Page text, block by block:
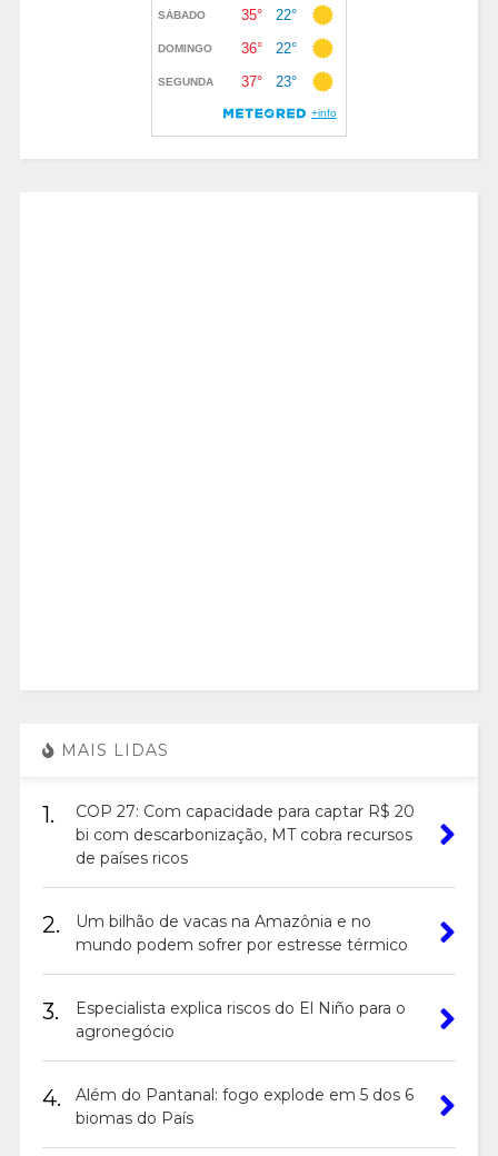
MAIS LIDAS
1.
COP 27: Com capacidade para captar R$ 20
bi com descarbonização, MT cobra recursos
de países ricos
2.
Um bilhão de vacas na Amazônia e no
mundo podem sofrer por estresse térmico
3.
Especialista explica riscos do El Niño para o
agronegócio
4.
Além do Pantanal: fogo explode em 5 dos 6
biomas do País